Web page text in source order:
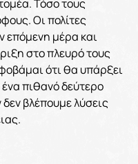
Τόσο τους
Οι πολίτες
επόμενη μέρα και
στο πλευρό τους
ότι θα υπάρξει
πιθανό δεύτερο
δεν βλέπουμε λύσεις